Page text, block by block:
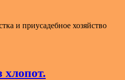
и приусадебное хозяйство